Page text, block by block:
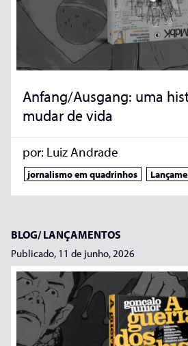
Anfang/Ausgang: uma
mudar de vida
por: Luiz Andrade
jornalismo em quadrinhos
BLOG/LANÇAMENTOS
Publicado, 11 de junho, 2026